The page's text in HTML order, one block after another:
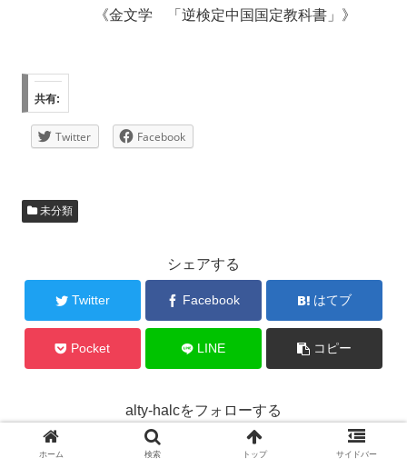
《金文学 「逆検定中国国定教科書」》
共有:
Twitter Facebook
未分類
シェアする
Twitter Facebook はてブ
Pocket LINE コピー
alty-halcをフォローする
ホーム 検索 トップ サイドバー